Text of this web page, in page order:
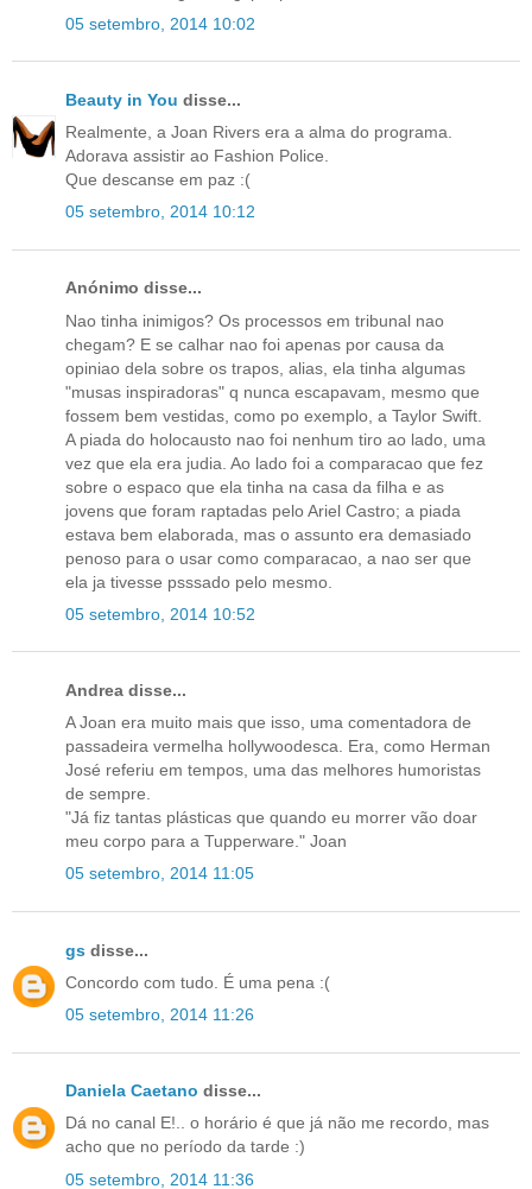
05 setembro, 2014 10:02
Beauty in You disse...
Realmente, a Joan Rivers era a alma do programa.
Adorava assistir ao Fashion Police.
Que descanse em paz :(
05 setembro, 2014 10:12
Anónimo disse...
Nao tinha inimigos? Os processos em tribunal nao
chegam? E se calhar nao foi apenas por causa da
opiniao dela sobre os trapos, alias, ela tinha algumas
"musas inspiradoras" q nunca escapavam, mesmo que
fossem bem vestidas, como po exemplo, a Taylor Swift.
A piada do holocausto nao foi nenhum tiro ao lado, uma
vez que ela era judia. Ao lado foi a comparacao que fez
sobre o espaco que ela tinha na casa da filha e as
jovens que foram raptadas pelo Ariel Castro; a piada
estava bem elaborada, mas o assunto era demasiado
penoso para o usar como comparacao, a nao ser que
ela ja tivesse psssado pelo mesmo.
05 setembro, 2014 10:52
Andrea disse...
A Joan era muito mais que isso, uma comentadora de
passadeira vermelha hollywoodesca. Era, como Herman
José referiu em tempos, uma das melhores humoristas
de sempre.
"Já fiz tantas plásticas que quando eu morrer vão doar
meu corpo para a Tupperware." Joan
05 setembro, 2014 11:05
gs disse...
Concordo com tudo. É uma pena :(
05 setembro, 2014 11:26
Daniela Caetano disse...
Dá no canal E!.. o horário é que já não me recordo, mas
acho que no período da tarde :)
05 setembro, 2014 11:36